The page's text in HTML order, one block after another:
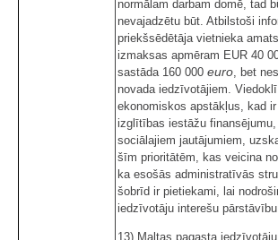
normālam darbam domē, tad
nevajadzētu būt. Atbilstoši
priekšsēdētāja vietnieka
izmaksas apmēram EUR 40
sastāda 160 000 euro, bet
novada iedzīvotājiem.
ekonomiskos apstākļus, kad
izglītības iestāžu
sociālajiem jautājumiem,
šīm prioritātēm, kas veicina
ka esošās administratīvās
šobrīd ir pietiekami, lai
iedzīvotāju interešu
13) Maltas pagasta